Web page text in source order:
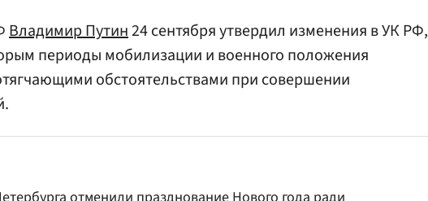
Владимир Путин24 сентября утвердил изменения в УК РФ,
периоды мобилизации и военного положения
обстоятельствами при совершении